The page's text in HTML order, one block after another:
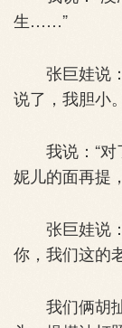
生……”
张巨娃说：
说了，我胆小
我说：“对
妮儿的面再提
张巨娃说：
你，我们这的
我们俩胡扯